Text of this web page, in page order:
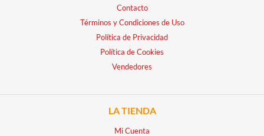
Contacto
Términos y Condiciones de Uso
Política de Privacidad
Política de Cookies
Vendedores
LA TIENDA
Mi Cuenta